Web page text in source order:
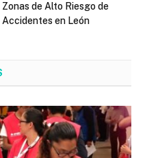
Zonas de Alto Riesgo de
Accidentes en León